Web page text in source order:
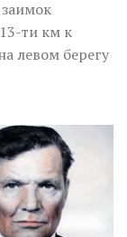
ти км к
левом берегу